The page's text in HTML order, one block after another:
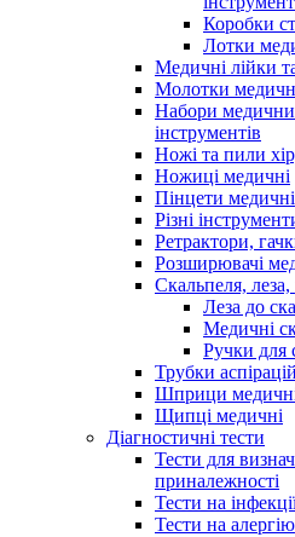
Коробки
Лотки
Медичні лійки
Молотки
Набори
інструментів
Ножі та пили
Ножиці медичні
Пінцети медичні
Різні
Ретрактори,
Розширювачі
Скальпеля,
Леза до
Медичні
Ручки для
Трубки
Шприци медичні
Щипці медичні
Діагностичні тести
Тести для
приналежності
Тести на
Тести на алергію